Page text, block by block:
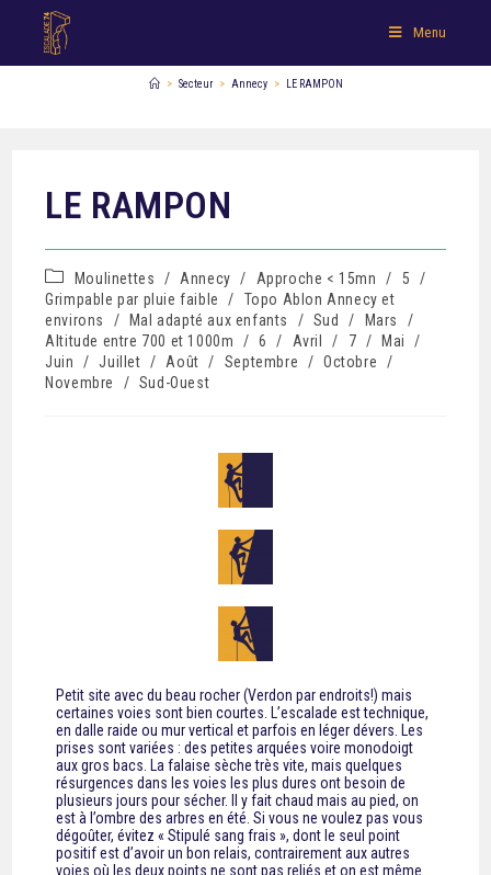
Menu
> Secteur > Annecy > LE RAMPON
LE RAMPON
Moulinettes / Annecy / Approche < 15mn / 5
/
Grimpable par pluie faible
/
Topo Ablon Annecy et
environs
/ Mal adapté aux enfants / Sud / Mars
/
Altitude entre 700 et 1000m
/ 6 / Avril / 7 / Mai
/
Juin
/ Juillet / Août / Septembre / Octobre
/
Novembre
/ Sud-Ouest
Petit site avec du beau rocher (Verdon par endroits!) mais
certaines voies sont bien courtes. L’escalade est technique,
en dalle raide ou mur vertical et parfois en léger dévers. Les
prises sont variées : des petites arquées voire monodoigt
aux gros bacs. La falaise sèche très vite, mais quelques
résurgences dans les voies les plus dures ont besoin de
plusieurs jours pour sécher. Il y fait chaud mais au pied, on
est à l’ombre des arbres en été. Si vous ne voulez pas vous
dégoûter, évitez « Stipulé sang frais », dont le seul point
positif est d’avoir un bon relais, contrairement aux autres
voies où les deux points ne sont pas reliés et on est même